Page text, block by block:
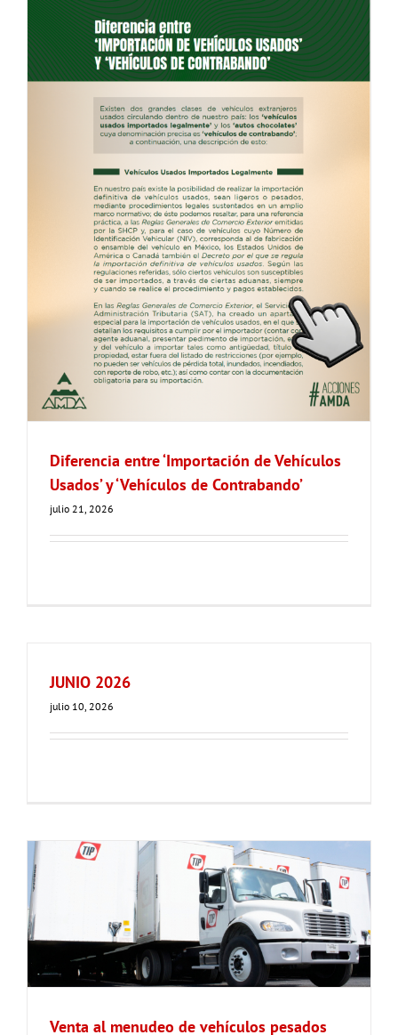
Diferencia entre ‘Importación de Vehículos
Usados’ y ‘Vehículos de Contrabando’
julio 21, 2026
JUNIO 2026
julio 10, 2026
Venta al menudeo de vehículos pesados